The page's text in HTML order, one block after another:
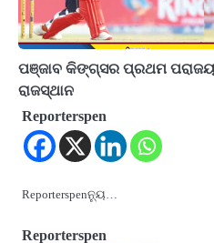
ପଞ୍ଜାବ କିଙ୍ଗ୍‌ସର ପ୍ରଥମ
ରାଜସ୍ଥାନ
Reporterspen
Reporterspenନ୍ୟୁ…
Reporterspen